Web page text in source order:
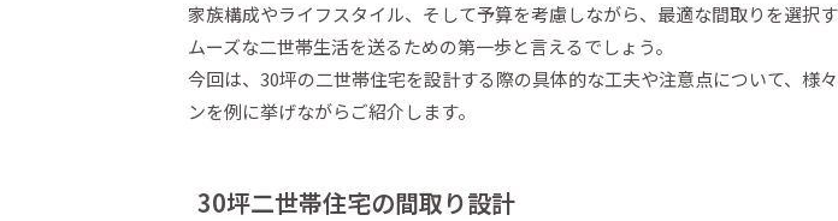
家族構成やライフスタイル、そして予算を考慮しながら、最適な間取りを選択
ムーズな二世帯生活を送るための第一歩と言えるでしょう。
今回は、30坪の二世帯住宅を設計する際の具体的な工夫や注意点について、様
ンを例に挙げながらご紹介します。
30坪二世帯住宅の間取り設計